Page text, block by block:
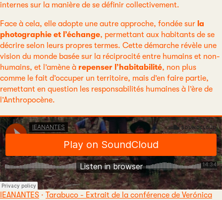
internes sur la manière de se définir collectivement.
Face à cela, elle adopte une autre approche, fondée sur la
photographie et l’échange, permettant aux habitants de se
décrire selon leurs propres termes. Cette démarche révèle une
vision du monde basée sur la réciprocité entre humains et non-
humains, et l’amène à repenser l’habitabilité, non plus
comme le fait d’occuper un territoire, mais d’en faire partie,
remettant en question les responsabilités humaines à l’ère de
l’Anthropocène.
IEANANTES · Tarabuco - Extrait de la conférence de Verónica